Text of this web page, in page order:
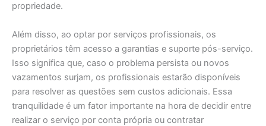
propriedade.
Além disso, ao optar por serviços profissionais, os
proprietários têm acesso a garantias e suporte pós-serviço.
Isso significa que, caso o problema persista ou novos
vazamentos surjam, os profissionais estarão disponíveis
para resolver as questões sem custos adicionais. Essa
tranquilidade é um fator importante na hora de decidir entre
realizar o serviço por conta própria ou contratar